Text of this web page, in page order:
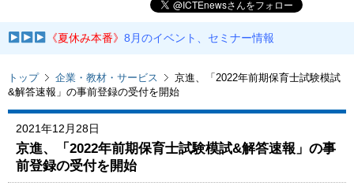
《夏休み本番》8月のイベント、セミナー情報
トップ 企業・教材・サービス
京進、「2022年前期保育士試験模試
&解答速報」の事前登録の受付を開始
2021年12月28日
京進、「2022年前期保育士試験模試&解答速報」の事
前登録の受付を開始